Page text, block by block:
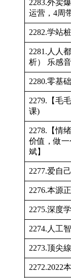
2283.外卖
运营，4周
2282.学站
2281.人人
析） 乐感
2280.零基
2279.【毛
课)
2278.【情
价值，做
斌】
2277.爱自
2276.本源
2275.深度
2274.人工
2273.顶尖
2272.2022